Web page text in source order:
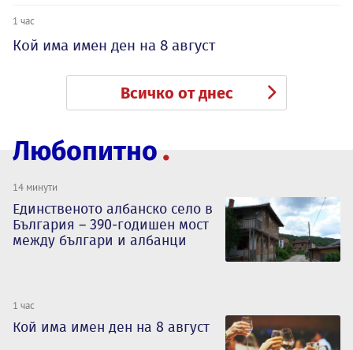
1 час
Кой има имен ден на 8 август
Всичко от днес
Любопитно
14 минути
Единственото албанско село в
България – 390-годишен мост
между българи и албанци
1 час
Кой има имен ден на 8 август